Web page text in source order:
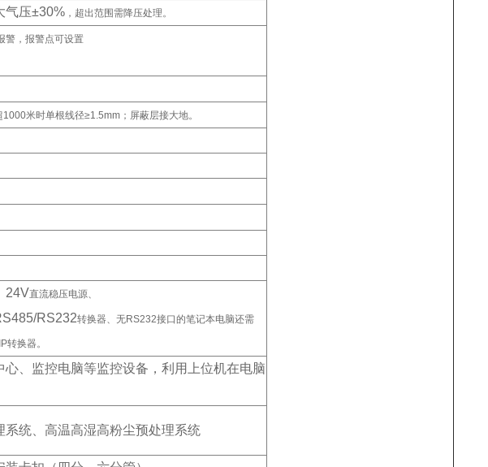
气压±30%，超出范围需降压处理。
警，报警点可设置
米时单根线径≥1.5mm；屏蔽层接大地。
24V直流稳压电源、
RS232转换器、无RS232接口的笔记本电脑还需
换器。
、监控电脑等监控设备，利用上位机在电脑
统、高温高湿高粉尘预处理系统